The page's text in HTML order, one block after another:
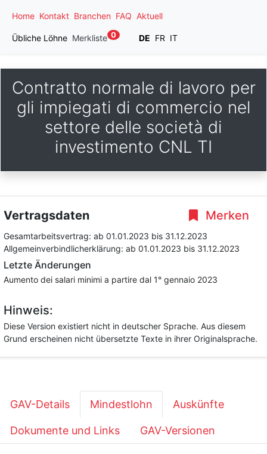
Home Kontakt Branchen FAQ Aktuell
Übliche Löhne Merkliste 0 DE FR IT
Contratto normale di lavoro per
gli impiegati di commercio nel
settore delle società di
investimento CNL TI
Merken
Vertragsdaten
Gesamtarbeitsvertrag: ab 01.01.2023 bis 31.12.2023
Allgemeinverbindlicherklärung: ab 01.01.2023 bis 31.12.2023
Letzte Änderungen
Aumento dei salari minimi a partire dal 1° gennaio 2023
Hinweis:
Diese Version existiert nicht in deutscher Sprache. Aus diesem
Grund erscheinen nicht übersetzte Texte in ihrer Originalsprache.
GAV-Details Mindestlohn Auskünfte
Dokumente und Links GAV-Versionen